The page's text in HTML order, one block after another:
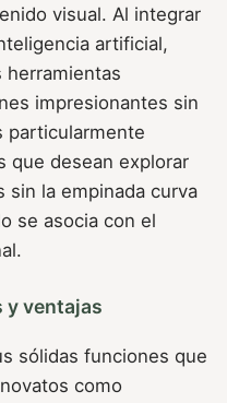
visual. Al integrar
artificial,
herramientas
impresionantes sin
particularmente
que desean explorar
sin la empinada curva
se asocia con el
y ventajas
sólidas funciones que
como